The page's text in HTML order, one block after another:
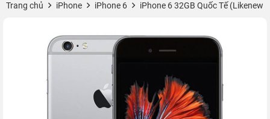
Trang chủ iPhone iPhone 6 iPhone 6 32GB Quốc Tế (Likenew -